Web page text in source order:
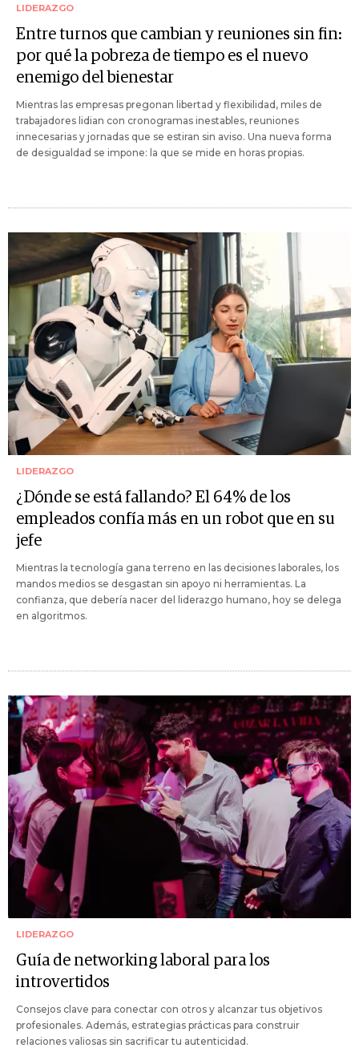
LIDERAZGO
Entre turnos que cambian y reuniones sin fin:
por qué la pobreza de tiempo es el nuevo
enemigo del bienestar
Mientras las empresas pregonan libertad y flexibilidad, miles de
trabajadores lidian con cronogramas inestables, reuniones
innecesarias y jornadas que se estiran sin aviso. Una nueva forma
de desigualdad se impone: la que se mide en horas propias.
LIDERAZGO
¿Dónde se está fallando? El 64% de los
empleados confía más en un robot que en su
jefe
Mientras la tecnología gana terreno en las decisiones laborales, los
mandos medios se desgastan sin apoyo ni herramientas. La
confianza, que debería nacer del liderazgo humano, hoy se delega
en algoritmos.
LIDERAZGO
Guía de networking laboral para los
introvertidos
Consejos clave para conectar con otros y alcanzar tus objetivos
profesionales. Además, estrategias prácticas para construir
relaciones valiosas sin sacrificar tu autenticidad.